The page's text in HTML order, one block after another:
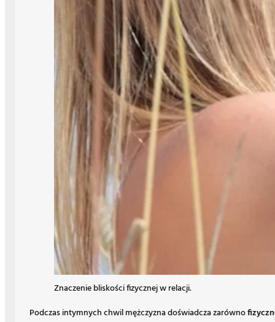
Znaczenie bliskości fizycznej w relacji.
Podczas intymnych chwil mężczyzna doświadcza zarówno